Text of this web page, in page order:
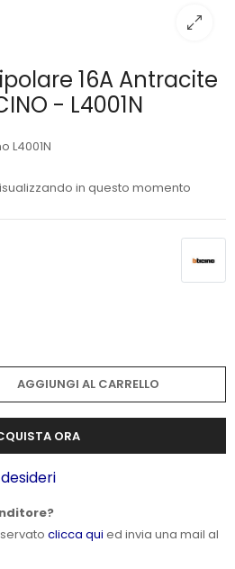
16A Antracite
- L4001N
L4001N
in questo momento
AGGIUNGI AL CARRELLO
ORA
clicca qui ed invia una mail al